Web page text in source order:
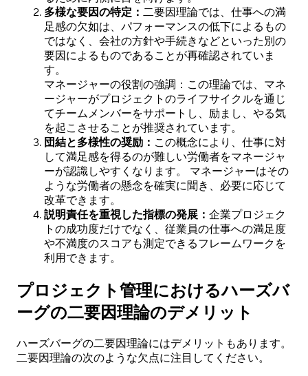
多様な要因の特定： 二要因理論では、仕事への満
足感の欠如は、パフォーマンスの低下によるもの
ではなく、会社の方針や手続きなどといった別の
要因によるものであることが再確認されていま
す。
マネージャーの役割の強調：この理論では、マネ
ージャーがプロジェクトのライフサイクルを通じ
てチームメンバーをサポートし、励まし、やる気
を起こさせることが推奨されています。
団結と多様性の奨励： この概念により、仕事に対
して満足感を得るのが難しい労働者をマネージャ
ーが認識しやすくなります。 マネージャーはその
ような労働者の懸念を確実に聞き、必要に応じて
改革できます。
説明責任を重視した指標の発展： 企業プロジェク
トの成功度だけでなく、従業員の仕事への満足度
や不満度のスコアも測定できるフレームワークを
利用できます。
プロジェクト管理におけるハーズバ
ーグの二要因理論のデメリット
ハーズバーグの二要因理論にはデメリットもあります。
二要因理論の次のような欠点に注目してください。